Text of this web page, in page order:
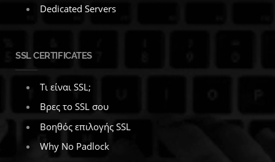
Dedicated Servers
SSL CERTIFICATES
Τι είναι SSL;
Βρες το SSL σου
Βοηθός επιλογής SSL
Why No Padlock